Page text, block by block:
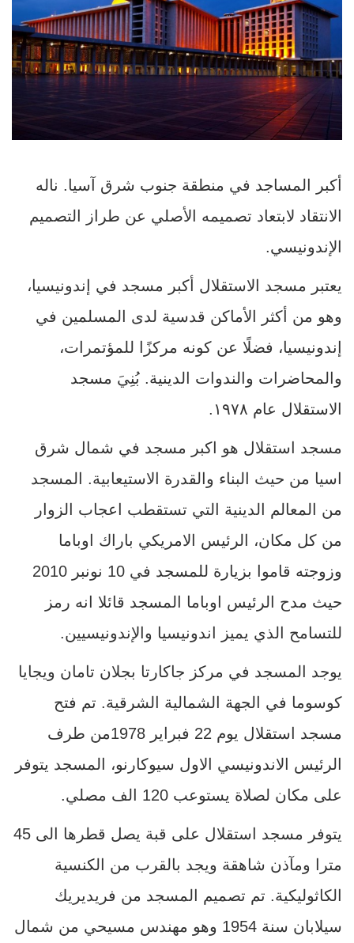
أكبر المساجد في منطقة جنوب شرق آسيا. ناله
الانتقاد لابتعاد تصميمه الأصلي عن طراز التصميم
الإندونيسي.
يعتبر مسجد الاستقلال أكبر مسجد في إندونيسيا،
وهو من أكثر الأماكن قدسية لدى المسلمين في
إندونيسيا، فضلًا عن كونه مركزًا للمؤتمرات،
والمحاضرات والندوات الدينية. بُنِيَ مسجد
الاستقلال عام ١٩٧٨.
مسجد استقلال هو اكبر مسجد في شمال شرق
اسيا من حيث البناء والقدرة الاستيعابية. المسجد
من المعالم الدينية التي تستقطب اعجاب الزوار
من كل مكان، الرئيس الامريكي باراك اوباما
وزوجته قاموا بزيارة للمسجد في 10 نونبر 2010
حيث مدح الرئيس اوباما المسجد قائلا انه رمز
للتسامح الذي يميز اندونيسيا والإندونيسيين.
يوجد المسجد في مركز جاكارتا بجلان تامان ويجايا
كوسوما في الجهة الشمالية الشرقية. تم فتح
مسجد استقلال يوم 22 فبراير 1978من طرف
الرئيس الاندونيسي الاول سيوكارنو، المسجد يتوفر
على مكان لصلاة يستوعب 120 الف مصلي.
يتوفر مسجد استقلال على قبة يصل قطرها الى 45
مترا ومآذن شاهقة ويجد بالقرب من الكنسية
الكاثوليكية. تم تصميم المسجد من فريديريك
سيلابان سنة 1954 وهو مهندس مسيحي من شمال